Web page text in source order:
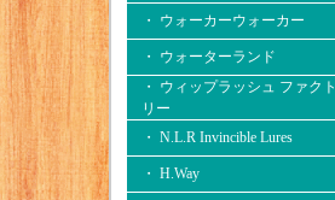
・ ウォーカーウォーカー
・ ウォーターランド
・ ウィップラッシュ ファクト
リー
・ N.L.R Invincible Lures
・ H.Way